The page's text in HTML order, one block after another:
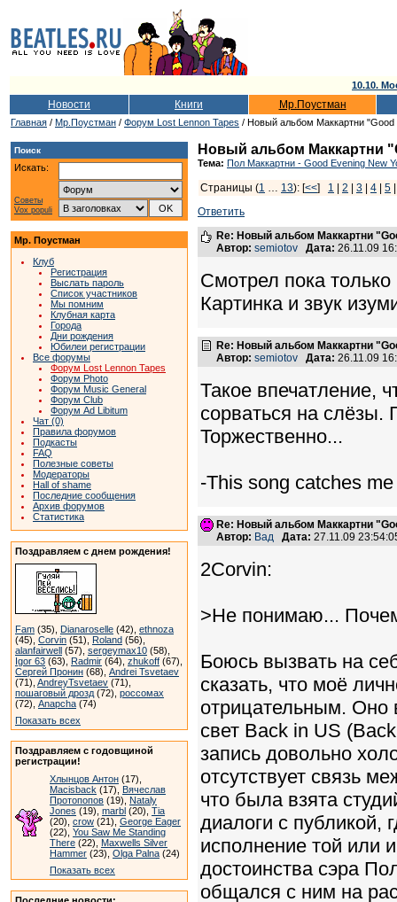
10.10.
Новости Книги Мр.Поустман
Главная / Мр.Поустман / Форум Lost Lennon Tapes / Новый альбом Маккартни "Good
Поиск
Искать:
Советы
Vox populi
Мр. Поустман
Клуб
Регистрация
Выслать пароль
Список участников
Мы помним
Клубная карта
Города
Дни рождения
Юбилеи регистрации
Все форумы
Форум Lost Lennon Tapes
Форум Photo
Форум Music General
Форум Club
Форум Ad Libitum
Чат (0)
Правила форумов
Подкасты
FAQ
Полезные советы
Модераторы
Hall of shame
Последние сообщения
Архив форумов
Статистика
Поздравляем с днем рождения!
Fam (35), Dianaroselle (42), ethnoza
(45), Corvin (51), Roland (56),
alanfairwell (57), sergeymax10 (58),
Igor 63 (63), Radmir (64), zhukoff (67),
Сергей Пронин (68), Andrei Tsvetaev
(71), AndreyTsvetaev (71),
пошаговый дрозд (72), россомах
(72), Anapcha (74)
Показать всех
Поздравляем с годовщиной
регистрации!
Хлынцов Антон (17),
Macisback (17), Вячеслав
Протопопов (19), Nataly
Jones (19), marbl (20), Tia
(20), crow (21), George Eager
(22), You Saw Me Standing
There (22), Maxwells Silver
Hammer (23), Olga Palna (24)
Показать всех
Новый альбом Маккартни
Тема: Пол Маккартни - Good Evening New
Страницы (1 … 13): [<<] 1 2 3 4 5
Ответить
Re: Новый альбом Маккартни
Автор: semiotov Дата: 26.11.09
Смотрел пока
Картинка и звук
Re: Новый альбом Маккартни
Автор: semiotov Дата: 26.11.09
Такое впечатление,
сорваться на слёзы.
Торжественно...
-This song catches
Re: Новый альбом Маккартни
Автор: Вад Дата: 27.11.09
2Corvin:
>Не понимаю...
Боюсь вызвать на
сказать, что моё
отрицательным. Оно
свет Back in US
запись довольно
отсутствует связь
что была взята
диалоги с публикой,
исполнение той или
достоинства сэра
общался с ним на